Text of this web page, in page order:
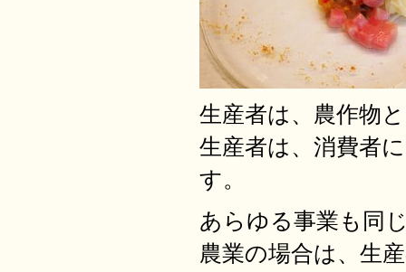
生産者は、農作物
生産者は、消費者
す。
あらゆる事業も同
農業の場合は、生